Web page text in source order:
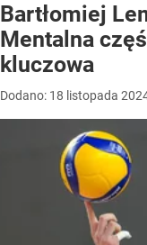
Bartłomiej
Mentalna
kluczowa
Dodano: 18 listopada